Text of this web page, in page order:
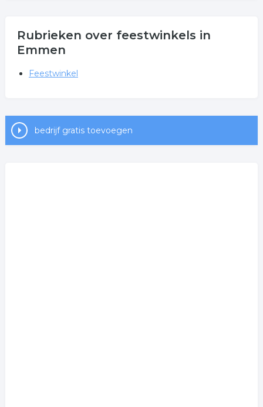
Rubrieken over feestwinkels in
Emmen
Feestwinkel
bedrijf gratis toevoegen